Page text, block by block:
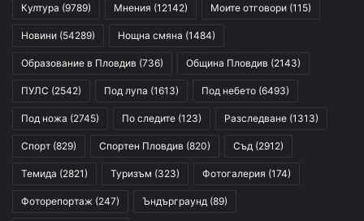
Култура (9789) Мнения (12142) Моите отговори (115)
Новини (54289) Нощна смяна (1484)
Образование в Пловдив (736) Община Пловдив (2143)
ПУЛС (2542) Под лупа (1613) Под небето (6493)
Под ножа (2745) По следите (123) Разследване (1313)
Спорт (829) Спортен Пловдив (820) Съд (2912)
Темида (2821) Туризъм (323) Фотогалерия (174)
Фоторепортаж (247) Ъндърграунд (89)